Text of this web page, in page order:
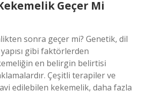
Geçer Mi
sonra geçer mi? Genetik, dil
gibi faktörlerden
en belirgin belirtisi
Çeşitli terapiler ve
edilebilen kekemelik, daha fazla